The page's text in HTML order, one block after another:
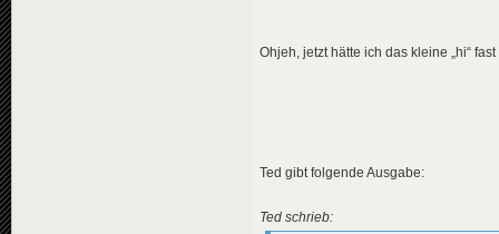
Ohjeh, jetzt hätte ich das kleine „hi“
Ted gibt folgende Ausgabe:
Ted schrieb: